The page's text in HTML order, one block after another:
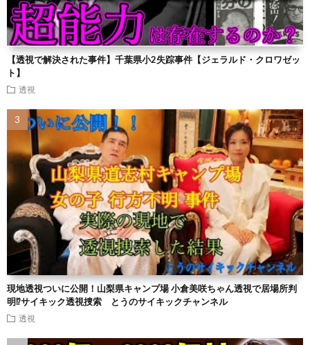
【透視で解決された事件】千葉県小2失踪事件【ジェラルド・クロワゼッ
ト】
透視
現地透視ついに公開！山梨県キャンプ場 小倉美咲ちゃん透視で居場所判
明⁉︎サイキック透視捜索 とうのサイキックチャンネル
透視